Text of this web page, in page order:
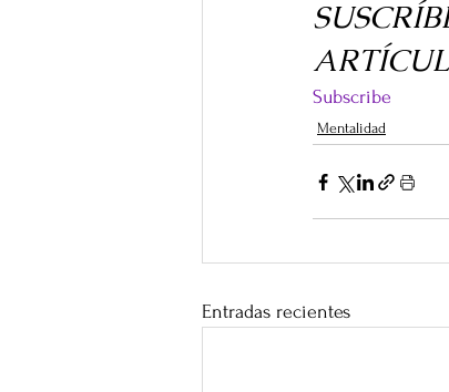
Subscribe
Mentalidad
Entradas recientes